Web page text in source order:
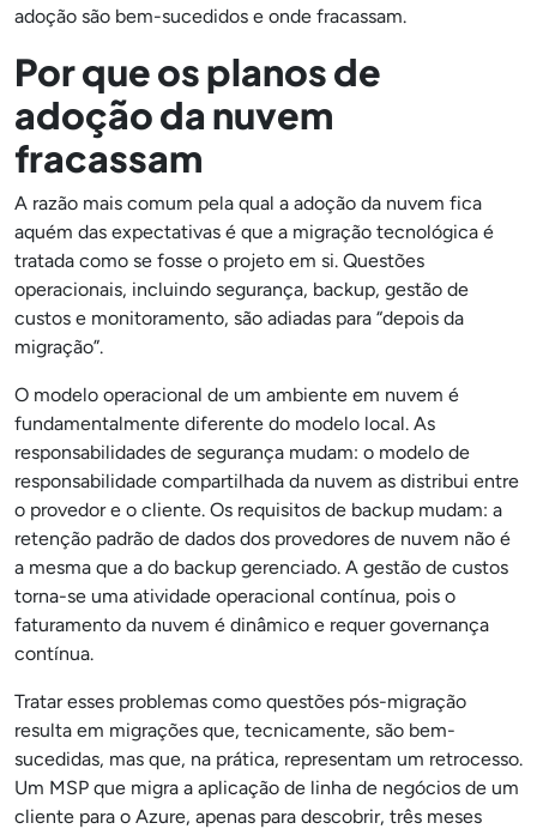
adoção são bem-sucedidos e onde fracassam.
Por que os planos de
adoção da nuvem
fracassam
A razão mais comum pela qual a adoção da nuvem fica
aquém das expectativas é que a migração tecnológica é
tratada como se fosse o projeto em si. Questões
operacionais, incluindo segurança, backup, gestão de
custos e monitoramento, são adiadas para “depois da
migração”.
O modelo operacional de um ambiente em nuvem é
fundamentalmente diferente do modelo local. As
responsabilidades de segurança mudam: o modelo de
responsabilidade compartilhada da nuvem as distribui entre
o provedor e o cliente. Os requisitos de backup mudam: a
retenção padrão de dados dos provedores de nuvem não é
a mesma que a do backup gerenciado. A gestão de custos
torna-se uma atividade operacional contínua, pois o
faturamento da nuvem é dinâmico e requer governança
contínua.
Tratar esses problemas como questões pós-migração
resulta em migrações que, tecnicamente, são bem-
sucedidas, mas que, na prática, representam um retrocesso.
Um MSP que migra a aplicação de linha de negócios de um
cliente para o Azure, apenas para descobrir, três meses